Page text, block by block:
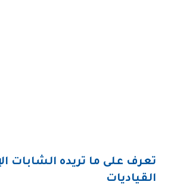
تعرف على ما تريده الشابات
القياديات